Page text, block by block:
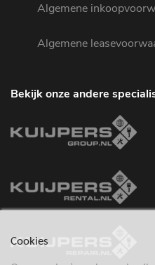
Algemene
Algemene
Bekijk onze andere
Cookies